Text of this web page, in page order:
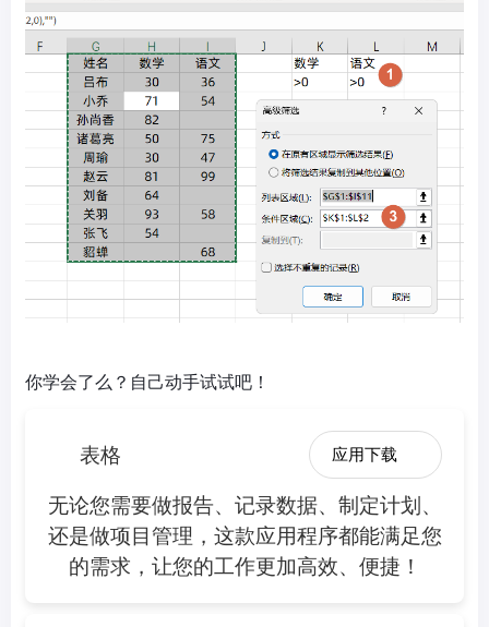
你学会了么？自己动手试试吧！
表格 应用下载
无论您需要做报告、记录数据、制定计划、
还是做项目管理，这款应用程序都能满足您
的需求，让您的工作更加高效、便捷！